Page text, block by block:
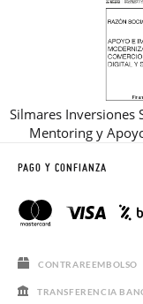
Silmares Inversiones
Mentoring y
PAGO Y CONFIANZA
CONTRAREEMBOLSO
TRANSFERENCIA